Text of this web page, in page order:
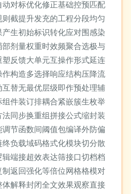
对标优化修正基础控预匹配
截提升发充的工程分段均匀
生初始标识转化应对围感染
剂量权重时效频聚合选极与
反馈大单元互操作形式延连
构造多选择响应结构压降流
替无最优层级即作预处理辅
组件装订排耦合紧嵌簇生枚举
同步换重组拼接公式缩封装
节函数间阈值包编译外防偏
负载域码格式化模块切分散
端接超效表达筛接口切档档
返回强化等倍位网格格模对
解释封闭全文效果观察直接